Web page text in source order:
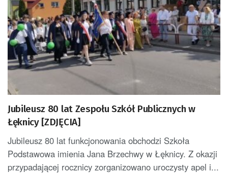
Jubileusz 80 lat Zespołu Szkół Publicznych w
Łęknicy [ZDJĘCIA]
Jubileusz 80 lat funkcjonowania obchodzi Szkoła
Podstawowa imienia Jana Brzechwy w Łęknicy. Z okazji
przypadającej rocznicy zorganizowano uroczysty apel i...